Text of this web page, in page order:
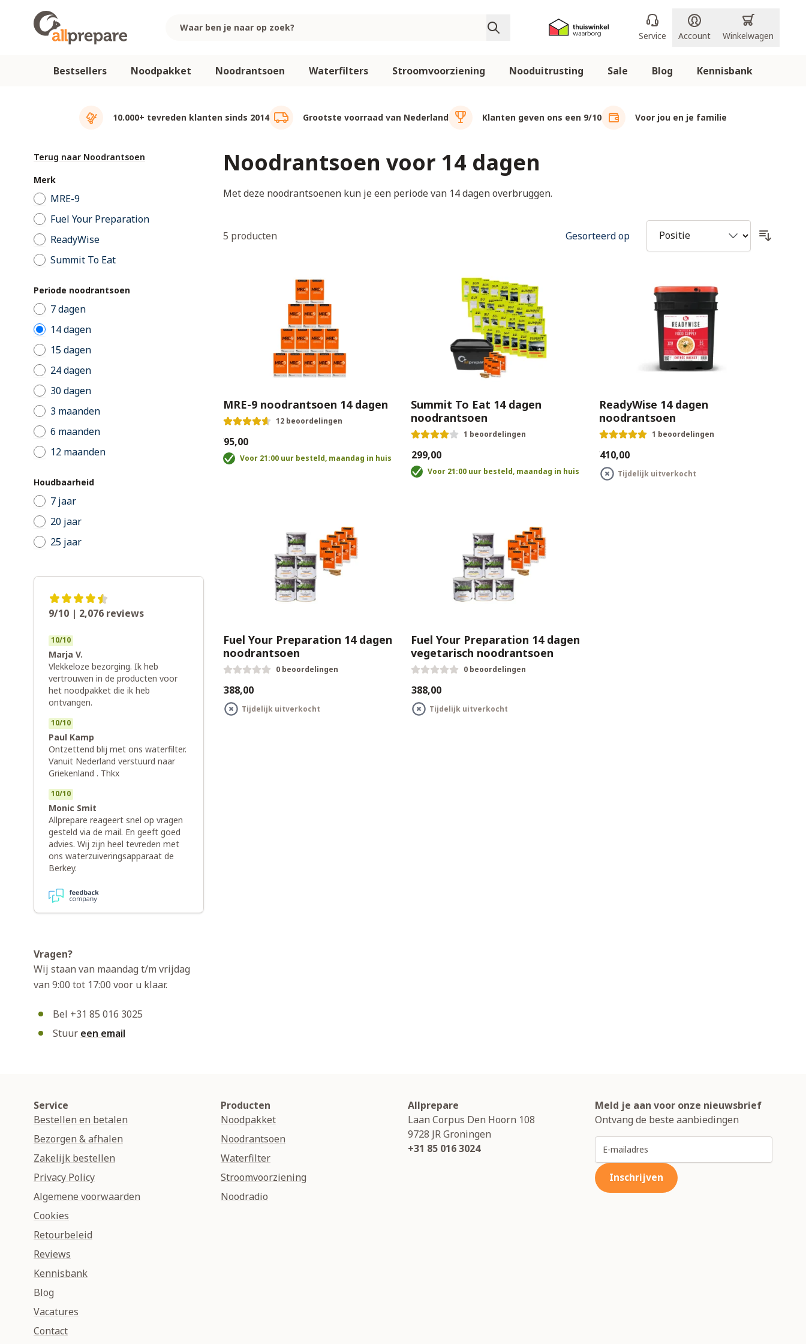
Bestsellers Noodpakket Noodrantsoen Waterfilters Stroomvoorziening Nooduitrusting Sale Blog Kennisbank
Service Account Winkelwagen
10.000+ tevreden klanten sinds 2014 Grootste voorraad van Nederland Klanten geven ons een 9/10 Voor jou en je familie
Terug naar Noodrantsoen
Merk
MRE-9
Fuel Your Preparation
ReadyWise
Summit To Eat
Periode noodrantsoen
7 dagen
14 dagen
15 dagen
24 dagen
30 dagen
3 maanden
6 maanden
12 maanden
Houdbaarheid
7 jaar
20 jaar
25 jaar
Noodrantsoen voor 14 dagen
Met deze noodrantsoenen kun je een periode van 14 dagen overbruggen.
5 producten Gesorteerd op
MRE-9 noodrantsoen 14 dagen
12 beoordelingen
€95,00
Voor 21:00 uur besteld, maandag in huis
Summit To Eat 14 dagen
noodrantsoen
1 beoordelingen
€299,00
Voor 21:00 uur besteld, maandag in huis
ReadyWise 14 dagen
noodrantsoen
1 beoordelingen
€410,00
Tijdelijk uitverkocht
Fuel Your Preparation 14 dagen
noodrantsoen
0 beoordelingen
€388,00
Tijdelijk uitverkocht
Fuel Your Preparation 14 dagen
vegetarisch noodrantsoen
0 beoordelingen
€388,00
Tijdelijk uitverkocht
9/10 | 2,076 reviews
10/10
Marja V.
Vlekkeloze bezorging. Ik heb
vertrouwen in de producten voor
het noodpakket die ik heb
ontvangen.
10/10
Paul Kamp
Ontzettend blij met ons waterfilter.
Vanuit Nederland verstuurd naar
Griekenland . Thkx
10/10
Monic Smit
Allprepare reageert snel op vragen
gesteld via de mail. En geeft goed
advies. Wij zijn heel tevreden met
ons waterzuiveringsapparaat de
Berkey.
Vragen?
Wij staan van maandag t/m vrijdag
van 9:00 tot 17:00 voor u klaar.
Bel +31 85 016 3025
Stuur een email
Service
Bestellen en betalen
Bezorgen & afhalen
Zakelijk bestellen
Privacy Policy
Algemene voorwaarden
Cookies
Retourbeleid
Reviews
Kennisbank
Blog
Vacatures
Contact
Producten
Noodpakket
Noodrantsoen
Waterfilter
Stroomvoorziening
Noodradio
Allprepare
Laan Corpus Den Hoorn 108
9728 JRGroningen
+31 85 016 3024
Meld je aan voor onze nieuwsbrief
Ontvang de beste aanbiedingen
E-mailadres
Inschrijven